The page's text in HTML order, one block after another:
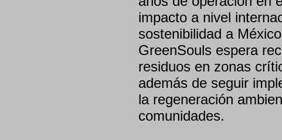
impacto a nivel
sostenibilidad a
GreenSouls espera
residuos en zonas
además de seguir
la regeneración
comunidades.